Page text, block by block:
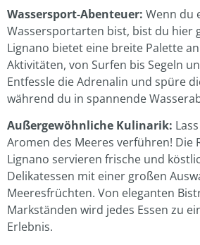
Wassersport-Abenteuer: Wenn du
Wassersportarten bist, bist du hier
Lignano bietet eine breite Palette
Aktivitäten, von Surfen bis Segeln
Entfessle die Adrenalin und spüre
während du in spannende
Außergewöhnliche Kulinarik:
Aromen des Meeres verführen! Die
Lignano servieren frische und
Delikatessen mit einer großen
Meeresfrüchten. Von eleganten
Markständen wird jedes Essen zu
Erlebnis.